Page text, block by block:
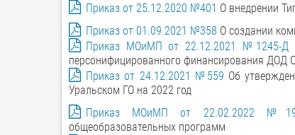
Приказ от 25.12.2020 №401 О внедрении
Приказ от 01.09.2021 №358 О создании
Приказ МОиМП от 22.12.2021 №1245-Д
персонифицированного финансирования ДОД
Приказ от 24.12.2021 №559 Об
Уральском ГО на 2022 год
Приказ МОиМП от 22.02.2022
общеобразовательных программ